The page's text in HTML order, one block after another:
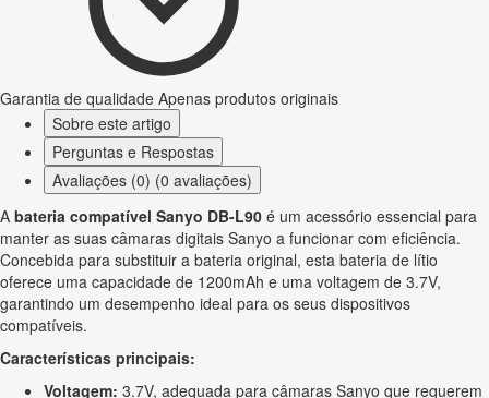
Garantia de qualidade Apenas produtos originais
Sobre este artigo
Perguntas e Respostas
Avaliações (0) (0 avaliações)
A bateria compatível Sanyo DB-L90 é um acessório essencial para
manter as suas câmaras digitais Sanyo a funcionar com eficiência.
Concebida para substituir a bateria original, esta bateria de lítio
oferece uma capacidade de 1200mAh e uma voltagem de 3.7V,
garantindo um desempenho ideal para os seus dispositivos
compatíveis.
Características principais:
Voltagem: 3.7V, adequada para câmaras Sanyo que requerem